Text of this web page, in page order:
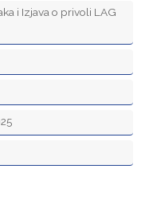
i Izjava o privoli LAG